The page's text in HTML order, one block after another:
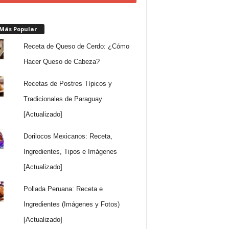
Popular
Receta de Queso de Cerdo: ¿Cómo
Hacer Queso de Cabeza?
Recetas de Postres Típicos y
Tradicionales de Paraguay
[Actualizado]
Dorilocos Mexicanos: Receta,
Ingredientes, Tipos e Imágenes
[Actualizado]
Pollada Peruana: Receta e
Ingredientes (Imágenes y Fotos)
[Actualizado]